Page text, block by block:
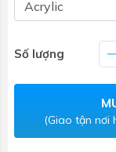
Số lượng
(Giao tận nơi